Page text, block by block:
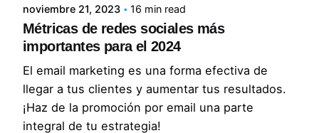
noviembre 21, 2023 16 min read
Métricas de redes sociales más
importantes para el 2024
El email marketing es una forma efectiva de
llegar a tus clientes y aumentar tus resultados.
¡Haz de la promoción por email una parte
integral de tu estrategia!